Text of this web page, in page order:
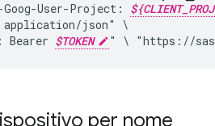
Goog-User-Project:
application/json"
Bearer $TOKEN " \ "https://
per nome